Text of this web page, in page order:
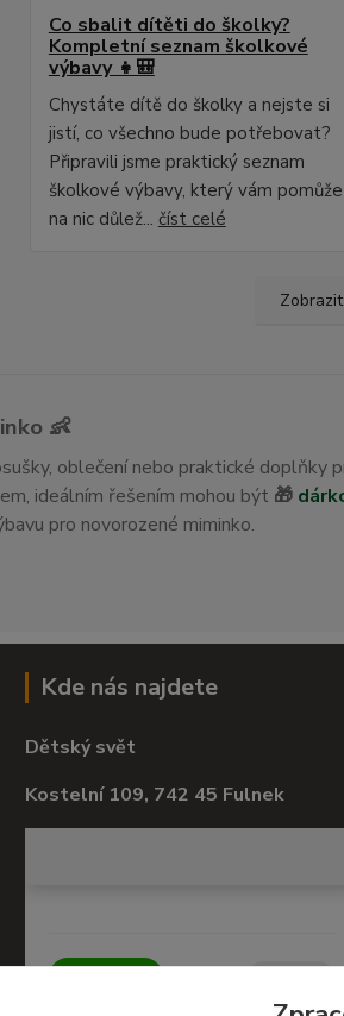
Co sbalit dítěti do školky?
Kompletní seznam školkové
výbavy 👧🎒
Chystáte dítě do školky a nejste si
jistí, co všechno bude potřebovat?
Připravili jsme praktický seznam
školkové výbavy, který vám pomůže
na nic důlež... číst celé
👶
oblečení nebo praktické doplňky
ideálním řešením mohou být 🎁
pro novorozené miminko.
Kde nás najdete
Dětský svět
Kostelní 109, 742 45 Fulnek